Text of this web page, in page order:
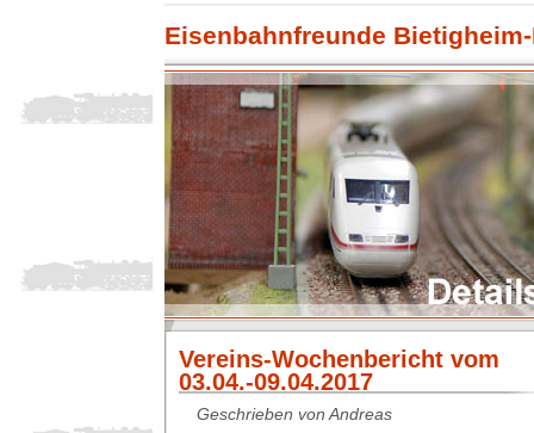
Eisenbahnfreunde
Vereins-Wochenbericht vom
03.04.-09.04.2017
Geschrieben von Andreas